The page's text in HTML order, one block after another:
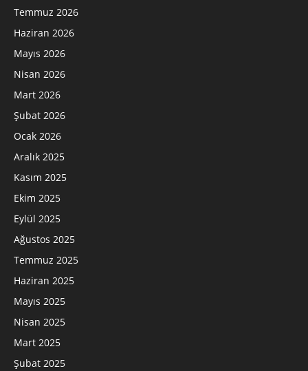
Temmuz 2026
Haziran 2026
Mayıs 2026
Nisan 2026
Mart 2026
Şubat 2026
Ocak 2026
Aralık 2025
Kasım 2025
Ekim 2025
Eylül 2025
Ağustos 2025
Temmuz 2025
Haziran 2025
Mayıs 2025
Nisan 2025
Mart 2025
Şubat 2025